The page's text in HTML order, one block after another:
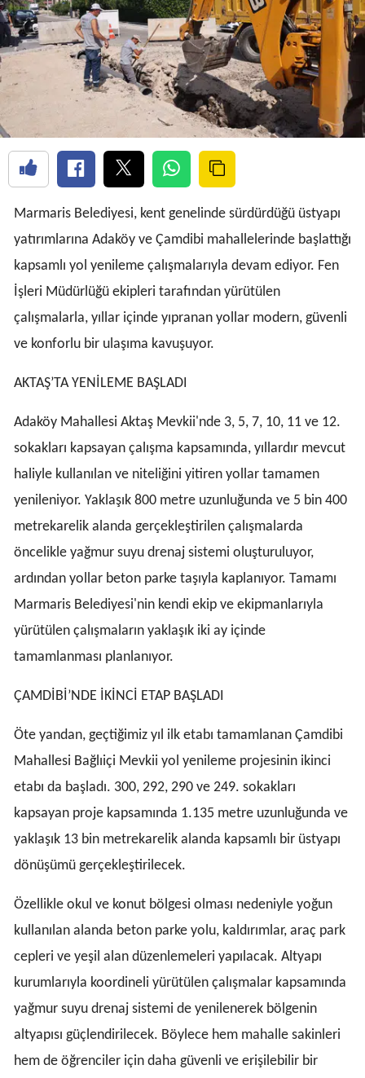
Marmaris Belediyesi, kent genelinde sürdürdüğü üstyapı
yatırımlarına Adaköy ve Çamdibi mahallelerinde başlattığı
kapsamlı yol yenileme çalışmalarıyla devam ediyor. Fen
İşleri Müdürlüğü ekipleri tarafından yürütülen
çalışmalarla, yıllar içinde yıpranan yollar modern, güvenli
ve konforlu bir ulaşıma kavuşuyor.
AKTAŞ’TA YENİLEME BAŞLADI
Adaköy Mahallesi Aktaş Mevkii'nde 3, 5, 7, 10, 11 ve 12.
sokakları kapsayan çalışma kapsamında, yıllardır mevcut
haliyle kullanılan ve niteliğini yitiren yollar tamamen
yenileniyor. Yaklaşık 800 metre uzunluğunda ve 5 bin 400
metrekarelik alanda gerçekleştirilen çalışmalarda
öncelikle yağmur suyu drenaj sistemi oluşturuluyor,
ardından yollar beton parke taşıyla kaplanıyor. Tamamı
Marmaris Belediyesi'nin kendi ekip ve ekipmanlarıyla
yürütülen çalışmaların yaklaşık iki ay içinde
tamamlanması planlanıyor.
ÇAMDİBİ’NDE İKİNCİ ETAP BAŞLADI
Öte yandan, geçtiğimiz yıl ilk etabı tamamlanan Çamdibi
Mahallesi Bağlıiçi Mevkii yol yenileme projesinin ikinci
etabı da başladı. 300, 292, 290 ve 249. sokakları
kapsayan proje kapsamında 1.135 metre uzunluğunda ve
yaklaşık 13 bin metrekarelik alanda kapsamlı bir üstyapı
dönüşümü gerçekleştirilecek.
Özellikle okul ve konut bölgesi olması nedeniyle yoğun
kullanılan alanda beton parke yolu, kaldırımlar, araç park
cepleri ve yeşil alan düzenlemeleri yapılacak. Altyapı
kurumlarıyla koordineli yürütülen çalışmalar kapsamında
yağmur suyu drenaj sistemi de yenilenerek bölgenin
altyapısı güçlendirilecek. Böylece hem mahalle sakinleri
hem de öğrenciler için daha güvenli ve erişilebilir bir